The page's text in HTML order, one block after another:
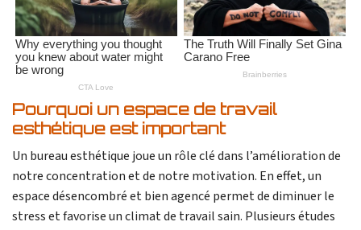
Pourquoi un espace de travail
esthétique est important
Un bureau esthétique joue un rôle clé dans l’amélioration de
notre concentration et de notre motivation. En effet, un
espace désencombré et bien agencé permet de diminuer le
stress et favorise un climat de travail sain. Plusieurs études